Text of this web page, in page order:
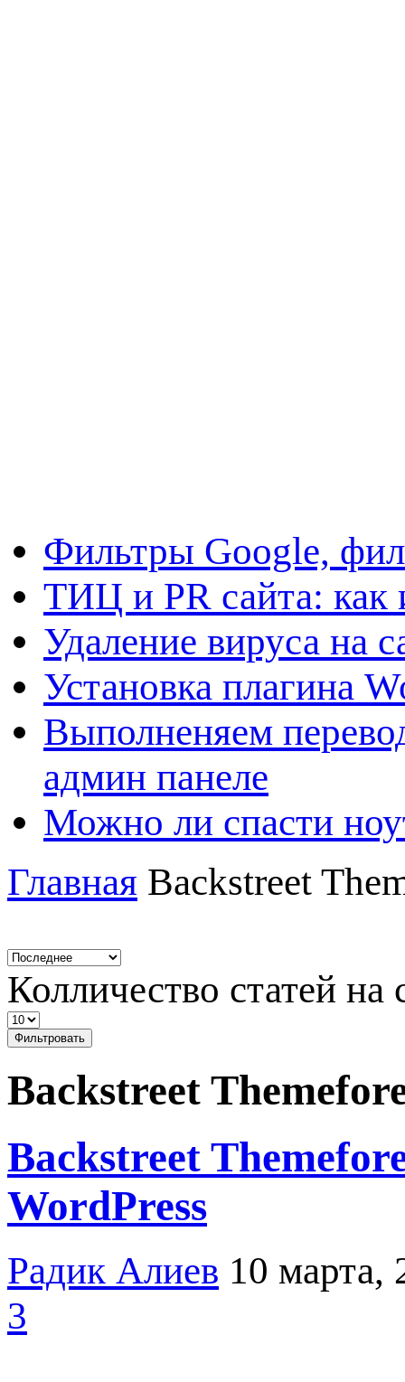
Фильтры Google,
ТИЦ и PR сайта: как
Удаление вируса на
Установка плагина
Выполненяем
админ панеле
Можно ли спасти
Главная Backstreet
Колличество статей на
Фильтровать
Backstreet
Backstreet
WordPress
Радик Алиев 10 марта,
3